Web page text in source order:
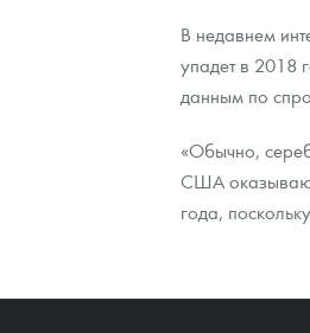
В недавнем
упадет в 2018
данным по
«Обычно,
США оказывают
года,